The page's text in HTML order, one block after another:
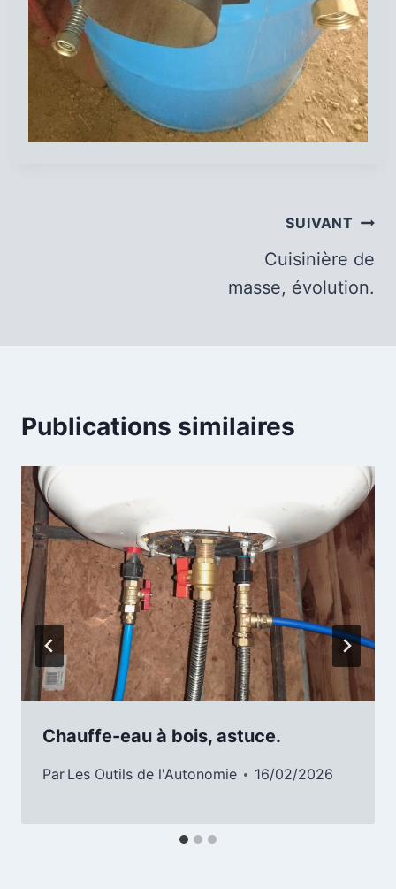
SUIVANT
Cuisinière de
masse, évolution.
Publications similaires
Chauffe-eau à bois, astuce.
Par Les Outils de l'Autonomie 16/02/2026